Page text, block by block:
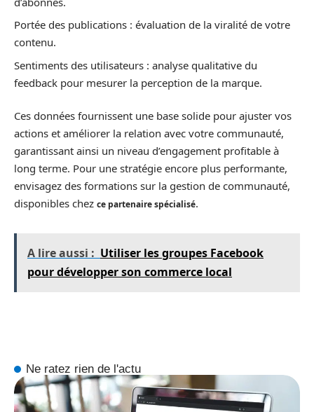
Portée des publications : évaluation de la viralité de votre
contenu.
Sentiments des utilisateurs : analyse qualitative du
feedback pour mesurer la perception de la marque.
Ces données fournissent une base solide pour ajuster vos
actions et améliorer la relation avec votre communauté,
garantissant ainsi un niveau d’engagement profitable à
long terme. Pour une stratégie encore plus performante,
envisagez des formations sur la gestion de communauté,
disponibles chez ce partenaire spécialisé.
A lire aussi : Utiliser les groupes Facebook
pour développer son commerce local
Ne ratez rien de l'actu